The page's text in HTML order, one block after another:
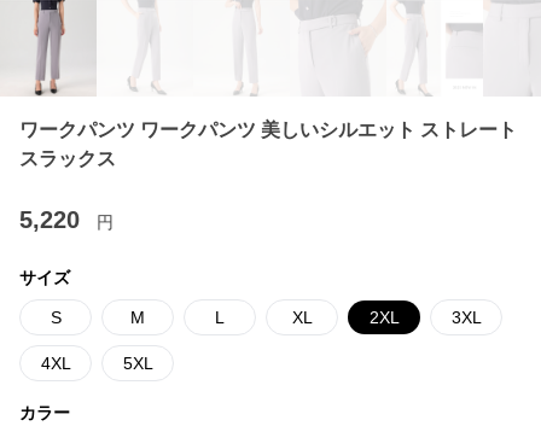
ワークパンツ ワークパンツ 美しいシルエット ストレート
スラックス
5,220 円
サイズ
S M L XL 2XL 3XL
4XL 5XL
カラー